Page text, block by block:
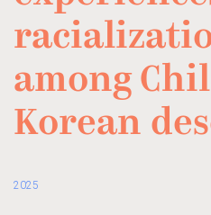
among
Korean
2025